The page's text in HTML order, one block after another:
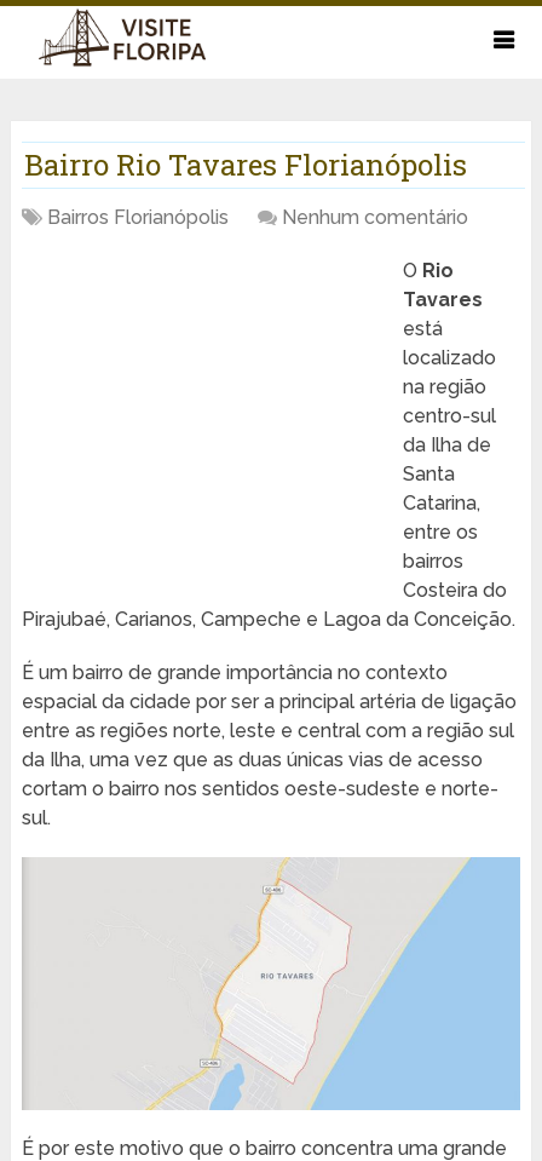
Bairro Rio Tavares Florianópolis
Bairros Florianópolis Nenhum comentário
O Rio
Tavares
está
localizado
na região
centro-sul
da Ilha de
Santa
Catarina,
entre os
bairros
Costeira do
Pirajubaé, Carianos, Campeche e Lagoa da Conceição.
É um bairro de grande importância no contexto
espacial da cidade por ser a principal artéria de ligação
entre as regiões norte, leste e central com a região sul
da Ilha, uma vez que as duas únicas vias de acesso
cortam o bairro nos sentidos oeste-sudeste e norte-
sul.
É por este motivo que o bairro concentra uma grande